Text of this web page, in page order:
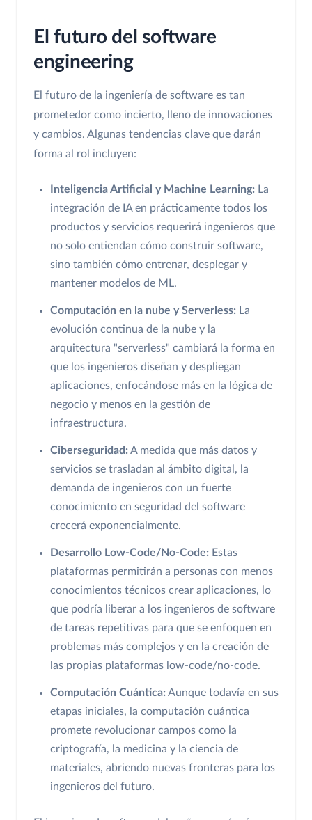
El futuro del software
engineering
El futuro de la ingeniería de software es tan
prometedor como incierto, lleno de innovaciones
y cambios. Algunas tendencias clave que darán
forma al rol incluyen:
Inteligencia Artificial y Machine Learning: La
integración de IA en prácticamente todos los
productos y servicios requerirá ingenieros que
no solo entiendan cómo construir software,
sino también cómo entrenar, desplegar y
mantener modelos de ML.
Computación en la nube y Serverless: La
evolución continua de la nube y la
arquitectura "serverless" cambiará la forma en
que los ingenieros diseñan y despliegan
aplicaciones, enfocándose más en la lógica de
negocio y menos en la gestión de
infraestructura.
Ciberseguridad:A medida que más datos y
servicios se trasladan al ámbito digital, la
demanda de ingenieros con un fuerte
conocimiento en seguridad del software
crecerá exponencialmente.
Desarrollo Low-Code/No-Code: Estas
plataformas permitirán a personas con menos
conocimientos técnicos crear aplicaciones, lo
que podría liberar a los ingenieros de software
de tareas repetitivas para que se enfoquen en
problemas más complejos y en la creación de
las propias plataformas low-code/no-code.
Computación Cuántica:Aunque todavía en sus
etapas iniciales, la computación cuántica
promete revolucionar campos como la
criptografía, la medicina y la ciencia de
materiales, abriendo nuevas fronteras para los
ingenieros del futuro.